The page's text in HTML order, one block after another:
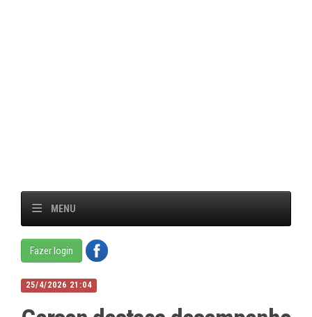
MENU
Fazer login
25/4/2026 21:04